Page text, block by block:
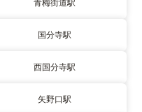
青梅街道駅
国分寺駅
西国分寺駅
矢野口駅